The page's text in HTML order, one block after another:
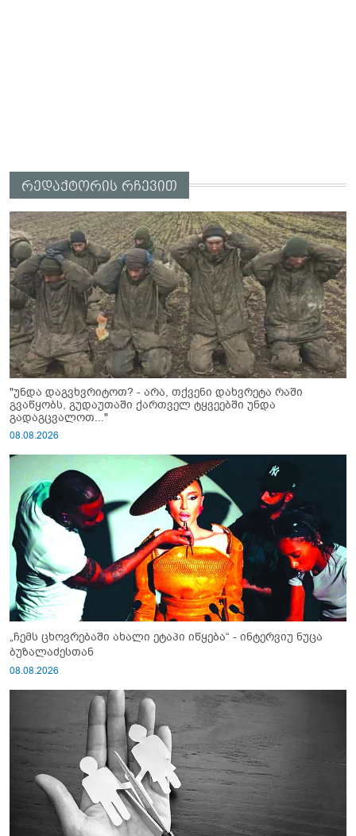
რედაქტორის რჩევით
"უნდა დაგვხვრიტოთ? - არა, თქვენი დახვრეტა რაში
გვაწყობს, გუდაუთაში ქართველ ტყვეებში უნდა
გადაგცვალოთ..."
08.08.2026
„ჩემს ცხოვრებაში ახალი ეტაპი იწყება“ - ინტერვიუ ნუცა
ბუზალაძესთან
08.08.2026